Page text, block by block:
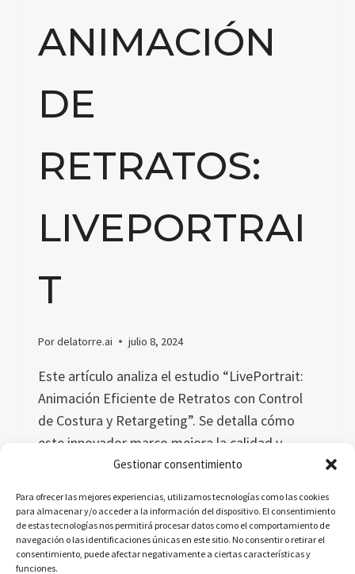
Gestionar consentimiento
Para ofrecer las mejores experiencias, utilizamos tecnologías como las cookies
para almacenar y/o acceder a la información del dispositivo. El consentimiento
de estas tecnologías nos permitirá procesar datos como el comportamiento de
navegación o las identificaciones únicas en este sitio. No consentir o retirar el
consentimiento, puede afectar negativamente a ciertas características y
funciones.
ANIMACIÓN
DE
RETRATOS:
LIVEPORTRAI
T
Pordelatorre.ai julio 8, 2024
Este artículo analiza el estudio “LivePortrait:
Animación Eficiente de Retratos con Control
de Costura y Retargeting”. Se detalla cómo
este innovador marco mejora la calidad y
eficiencia en la animación de retratos,
implícitos y módulos avanzados de retargeting
y costura.
LEER MÁS